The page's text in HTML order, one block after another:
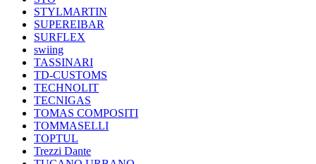
STYLMARTIN
SUPEREIBAR
SURFLEX
swiing
TASSINARI
TD-CUSTOMS
TECHNOLIT
TECNIGAS
TOMAS COMPOSITI
TOMMASELLI
TOPTUL
Trezzi Dante